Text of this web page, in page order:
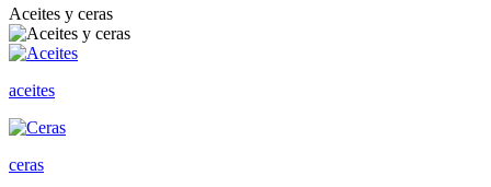
Aceites y ceras
aceites
ceras